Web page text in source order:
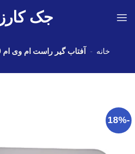
جک کارز
خانه - آفتاب گیر راست ام وی ام 110 قدیم (طوسی)
-18%